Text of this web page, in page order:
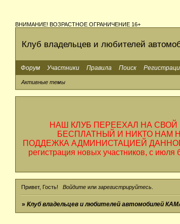
ВНИМАНИЕ! ВОЗРАСТНОЕ ОГРАНИЧЕНИЕ 16+
Клуб владельцев и любителей
Форум Участники Правила Поиск
Активные темы
НАШ КЛУБ ПЕРЕЕХАЛ НА СВОЙ
БЕСПЛАТНЫЙ И НИКТО НАМ
ПОДДЕЖКА АДМИНИСТАЦИЕЙ
регистрация новых участников, с
Привет, Гость! Войдитеили зарегистрируйтесь
»Клуб владельцев и любителей автомобилей